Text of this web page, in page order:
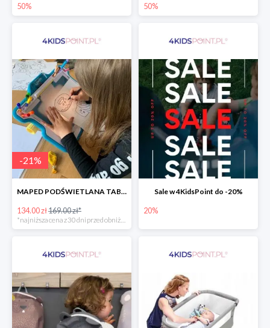
50% 50%
-21%
MAPED PODŚWIETLANA TABLICA DO RYSOWANIA LUMI BOARD CREATIV -21%
134.00 zł169.00 zł*
Sale w 4KidsPoint do -20%
20%